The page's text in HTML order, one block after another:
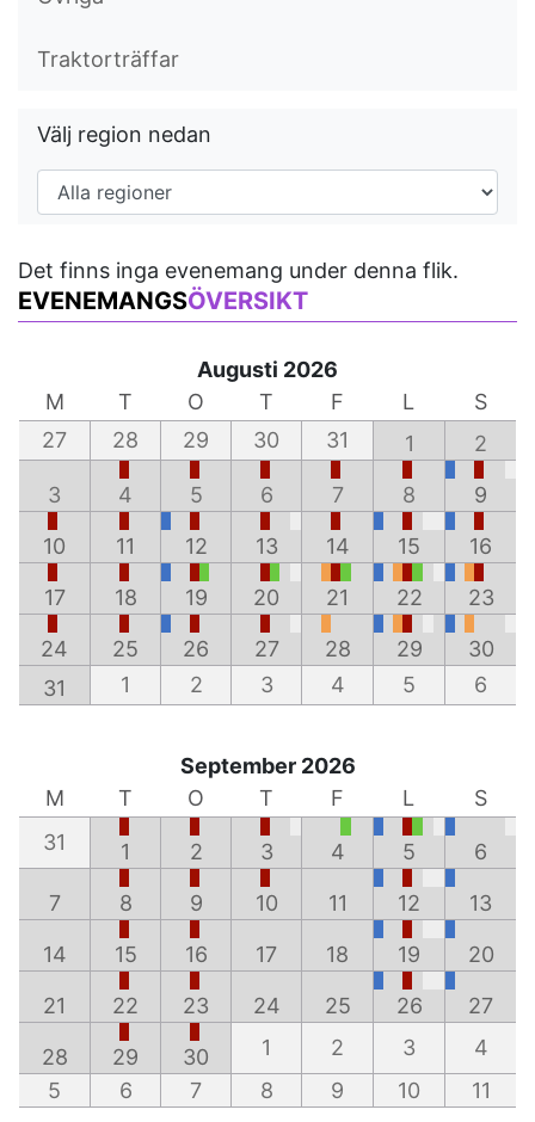
Traktorträffar
Välj region nedan
Det finns inga evenemang under denna flik.
EVENEMANGSÖVERSIKT
Augusti 2026
M
T O T F L
S
27
28 29 30 31 1 2
3 4 5 6 7 8 9
10 11 12 13 14 15 16
17 18 19 20 21 22 23
24 25 26 27 28 29
30
31
1 2 3 4 5 6
September 2026
M
T O T F L
S
31
1 2 3 4 5 6
7 8 9 10 11 12 13
14 15 16 17 18 19 20
21 22 23 24 25 26 27
28 29 30 1 2 3
4
5
6 7 8 9 10 11